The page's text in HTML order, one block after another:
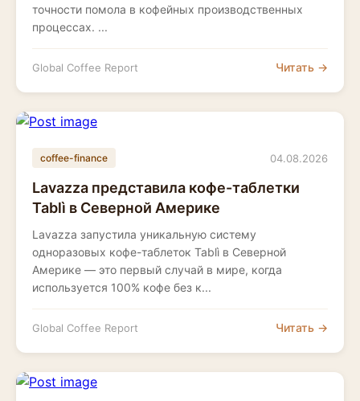
точности помола в кофейных производственных
процессах. ...
Global Coffee Report Читать →
coffee-finance 04.08.2026
Lavazza представила кофе-таблетки
Tablì в Северной Америке
Lavazza запустила уникальную систему
одноразовых кофе-таблеток Tablì в Северной
Америке — это первый случай в мире, когда
используется 100% кофе без к...
Global Coffee Report Читать →